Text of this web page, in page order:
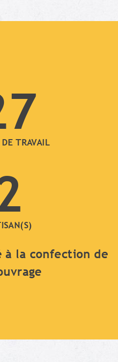
DE TRAVAIL
la confection de